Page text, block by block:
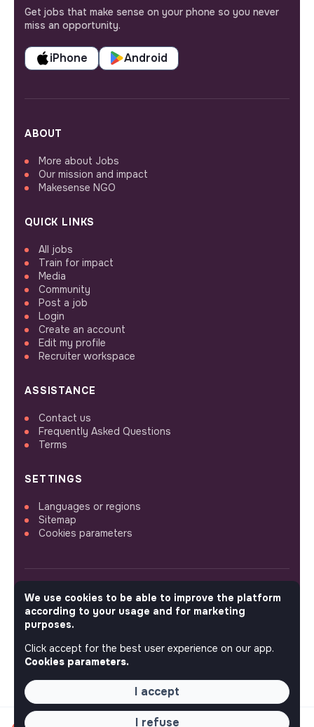
Get jobs that make sense on your phone so you never
miss an opportunity.
iPhone Android
ABOUT
More about Jobs
Our mission and impact
Makesense NGO
QUICK LINKS
All jobs
Train for impact
Media
Community
Post a job
Login
Create an account
Edit my profile
Recruiter workspace
ASSISTANCE
Contact us
Frequently Asked Questions
Terms
SETTINGS
Languages or regions
Sitemap
Cookies parameters
FOLLOW US
© 2026 jobs that makesense.
We use cookies to be able to improve the platform
according to your usage and for marketing
purposes.
Click accept for the best user experience on our app.
Cookies parameters.
I accept
I refuse